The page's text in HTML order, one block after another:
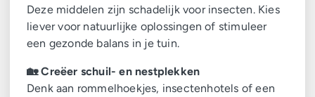
Deze middelen zijn schadelijk voor insecten. Kies
liever voor natuurlijke oplossingen of stimuleer
een gezonde balans in je tuin.
🏡 Creëer schuil- en nestplekken
Denk aan rommelhoekjes, insectenhotels of een